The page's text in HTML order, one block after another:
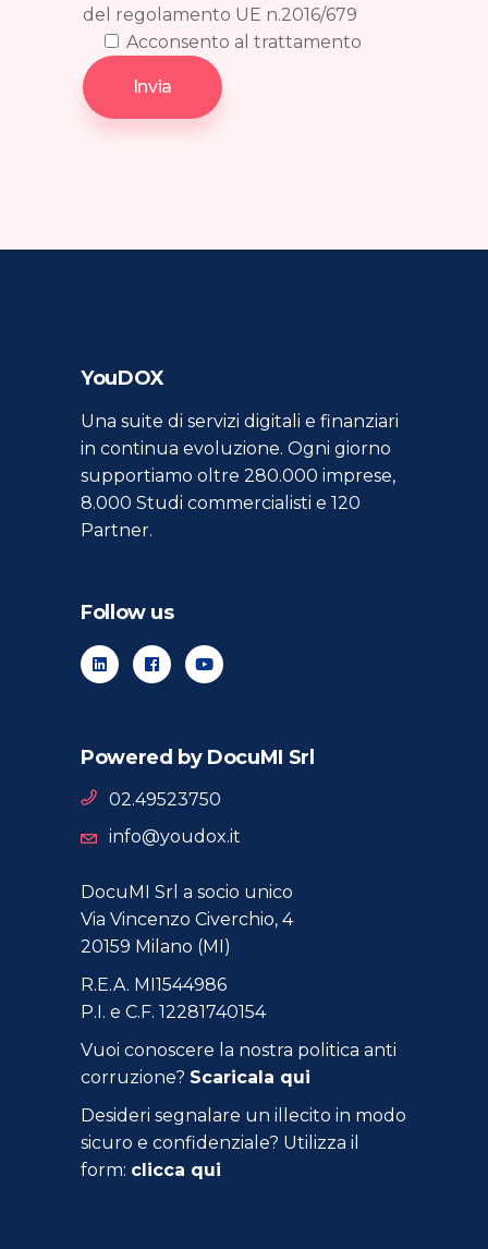
del regolamento UE n.2016/679
Acconsento al trattamento
Invia
YouDOX
Una suite di servizi digitali e finanziari
in continua evoluzione. Ogni giorno
supportiamo oltre 280.000 imprese,
8.000 Studi commercialisti e 120
Partner.
Follow us
Powered by DocuMI Srl
02.49523750
info@youdox.it
DocuMI Srl a socio unico
Via Vincenzo Civerchio, 4
20159 Milano (MI)
R.E.A. MI1544986
P.I. e C.F. 12281740154
Vuoi conoscere la nostra politica anti
corruzione? Scaricala qui
Desideri segnalare un illecito in modo
sicuro e confidenziale? Utilizza il
form: clicca qui